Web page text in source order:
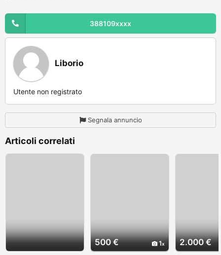
388109xxxx
Liborio
Utente non registrato
Segnala annuncio
Articoli correlati
500 € 1 2.000 €